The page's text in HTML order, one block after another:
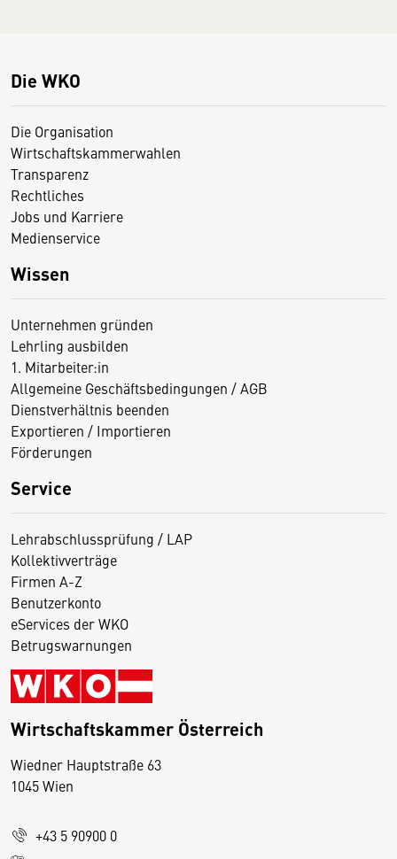
Die WKO
Die Organisation
Wirtschaftskammerwahlen
Transparenz
Rechtliches
Jobs und Karriere
Medienservice
Wissen
Unternehmen gründen
Lehrling ausbilden
1. Mitarbeiter:in
Allgemeine Geschäftsbedingungen / AGB
Dienstverhältnis beenden
Exportieren / Importieren
Förderungen
Service
Lehrabschlussprüfung / LAP
Kollektivverträge
Firmen A-Z
Benutzerkonto
eServices der WKO
Betrugswarnungen
Wirtschaftskammer Österreich
Wiedner Hauptstraße 63
1045 Wien
+43 5 90900 0
D
s